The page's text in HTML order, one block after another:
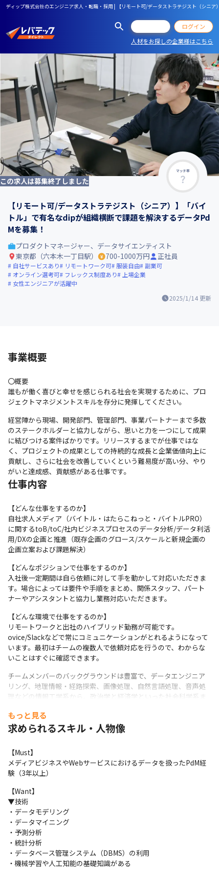
ディップ株式会社のエンジニア求人・転職・採用 | 【リモート可/データストラテジスト（シニ
ログイン
人材をお探しの企業様はこちら
マッチ率
この求人は募集終了しました
【リモート可/データストラテジスト（シニア）】「バイ
トル」で有名なdipが組織横断で課題を解決するデータPd
Mを募集！
2025/1/14 更新
プロダクトマネージャー、データサイエンティスト
東京都（六本木一丁目駅）
700-1000万円 正社員
自社サービスあり リモートワーク可 服装自由
副業可
オンライン選考可
フレックス制度あり
上場企業
女性エンジニアが活躍中
事業概要
〇概要
誰もが働く喜びと幸せを感じられる社会を実現するために、プロ
ジェクトマネジメントスキルを存分に発揮してください。
経営陣から現場、開発部門、管理部門、事業パートナーまで多数
のステークホルダーと協力しながら、思いと力を一つにして成果
に結びつける案件ばかりです。リリースするまでが仕事ではな
く、プロジェクトの成果としての持続的な成長と企業価値向上に
貢献し、さらに社会を改善していくという難易度が高い分、やり
がいと達成感、貢献感がある仕事です。
仕事内容
【どんな仕事をするのか】
自社求人メディア（バイトル・はたらこねっと・バイトルPRO）
に関するtoB/toC/社内ビジネスプロセスのデータ分析/データ利活
用/DXの企画と推進（既存企画のグロース/スケールと新規企画の
企画立案および課題解決）
【どんなポジションで仕事をするのか】
入社後一定期間は自ら依頼に対して手を動かして対応いただきま
す。場合によっては要件や手順をまとめ、関係スタッフ、パート
ナーやアシスタントと協力し業務対応いただきます。
【どんな環境で仕事をするのか】
リモートワークと出社のハイブリッド勤務が可能です。
ovice/Slackなどで常にコミュニケーションがとれるようになって
います。最初はチームの複数人で依頼対応を行うので、わからな
いことはすぐに確認できます。
チームメンバーのバックグラウンドは豊富で、データエンジニア
リング、地理情報・経路探索、画像処理、自然言語処理、音声処
理などの情報工学系から、政治学と経済学といった社会科学系ま
メンバーを一部紹介します。
【どんな成果を期待しているのか】
もっと見る
求められるスキル・人物像
【Must】
メディアビジネスやWebサービスにおけるデータを扱ったPdM経
験（3年以上）
【Want】
▼技術
・データモデリング
・データマイニング
・予測分析
・統計分析
・データベース管理システム（DBMS）の利用
・機械学習や人工知能の基礎知識がある